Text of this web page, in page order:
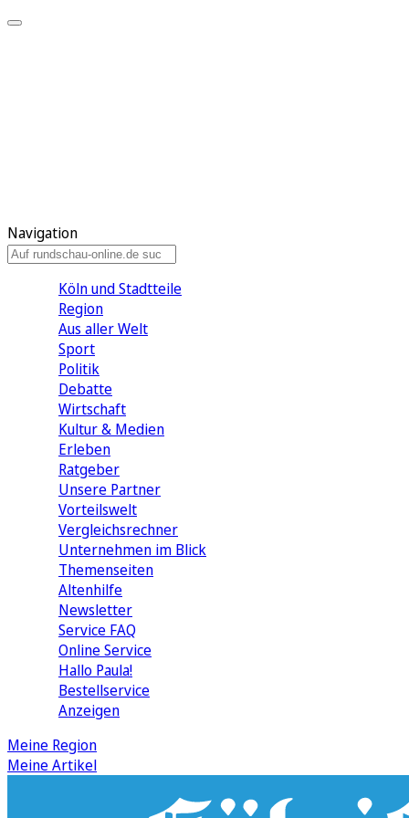
Navigation
Köln und Stadtteile
Region
Aus aller Welt
Sport
Politik
Debatte
Wirtschaft
Kultur & Medien
Erleben
Ratgeber
Unsere Partner
Vorteilswelt
Vergleichsrechner
Unternehmen im Blick
Themenseiten
Altenhilfe
Newsletter
Service FAQ
Online Service
Hallo Paula!
Bestellservice
Anzeigen
Meine Region
Meine Artikel